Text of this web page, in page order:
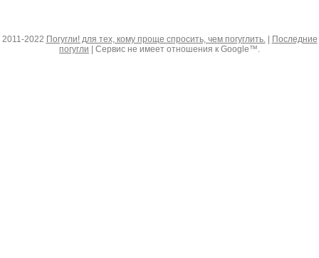
2011-2022 Погугли! для тех, кому проще спросить, чем погуглить.|
Последние
погугли | Сервис не имеет отношения к Google™.